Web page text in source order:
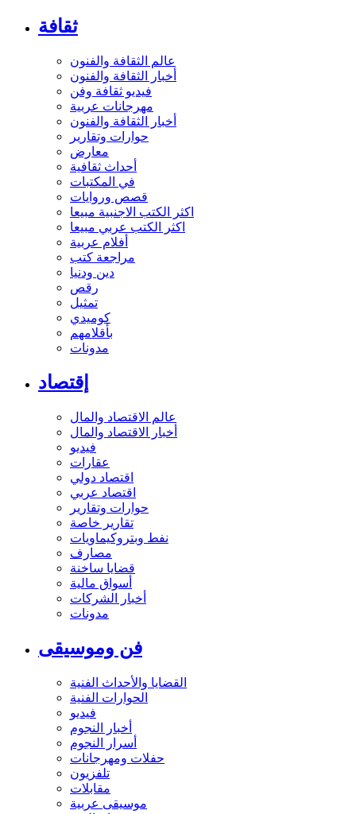
ثقافة
عالم الثقافة والفنون
أخبار الثقافة والفنون
فيديو ثقافة وفن
مهرجانات عربية
أخبار الثقافة والفنون
حوارات وتقارير
معارض
أحداث ثقافية
في المكتبات
قصص وروايات
اكثر الكتب الاجنبية مبيعا
اكثر الكتب عربي مبيعا
أفلام عربية
مراجعة كتب
دين ودنيا
رقص
تمثيل
كوميدي
بأقلامهم
مدونات
إقتصاد
عالم الاقتصاد والمال
أخبار الاقتصاد والمال
فيديو
عقارات
اقتصاد دولي
اقتصاد عربي
حوارات وتقارير
تقارير خاصة
نفط وبتروكيماويات
مصارف
قضايا ساخنة
أسواق مالية
أخبار الشركات
مدونات
فن وموسيقى
القضايا والأحداث الفنية
الحوارات الفنية
فيديو
أخبار النجوم
أسرار النجوم
حفلات ومهرجانات
تلفزيون
مقابلات
موسيقى عربية